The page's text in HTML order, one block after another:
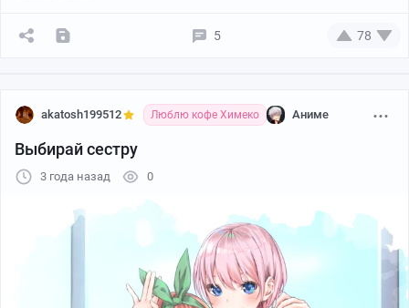
5 78
akatosh199512 Люблю кофе Химеко Аниме
Выбирай сестру
3 года назад 0